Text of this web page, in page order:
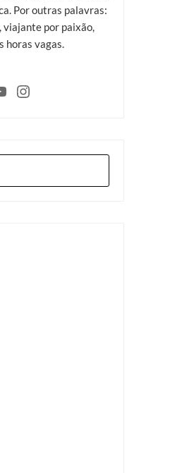
Por outras palavras:
viajante por paixão,
horas vagas.